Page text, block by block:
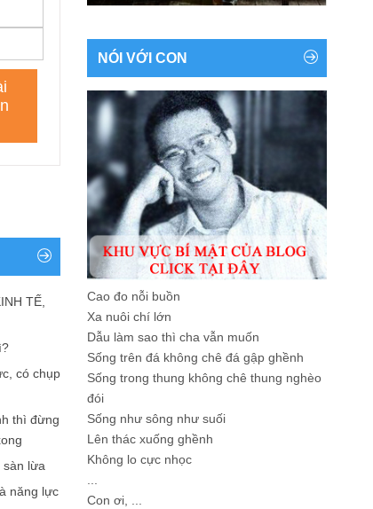
TẾ,
có chụp
thì đừng
sàn lừa
năng lực
NÓI VỚI CON
Cao đo nỗi buồn
Xa nuôi chí lớn
Dẫu làm sao thì cha vẫn muốn
Sống trên đá không chê đá gập ghềnh
Sống trong thung không chê thung nghèo
đói
Sống như sông như suối
Lên thác xuống ghềnh
Không lo cực nhọc
Con ơi, ...